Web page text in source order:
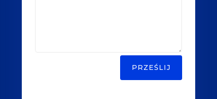
PRZEŚLIJ